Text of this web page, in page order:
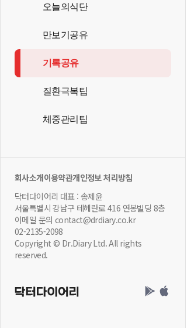
오늘의식단
만보기공유
기록공유
질환극복팁
체중관리팁
회사소개이용약관개인정보 처리방침
닥터다이어리 대표 : 송제윤
서울특별시 강남구 테헤란로 416 연봉빌딩 8층
이메일 문의 contact@drdiary.co.kr
02-2135-2098
Copyright © Dr.Diary Ltd. All rights
reserved.